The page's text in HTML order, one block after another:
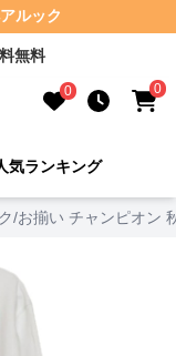
ルック
無料
0 0
気ランキング
/お揃い チャンピオン